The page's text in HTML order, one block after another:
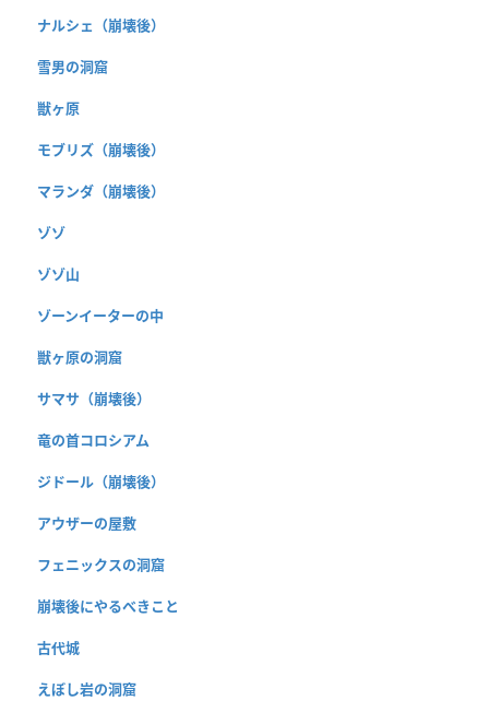
ナルシェ（崩壊後）
雪男の洞窟
獣ヶ原
モブリズ（崩壊後）
マランダ（崩壊後）
ゾゾ
ゾゾ山
ゾーンイーターの中
獣ヶ原の洞窟
サマサ（崩壊後）
竜の首コロシアム
ジドール（崩壊後）
アウザーの屋敷
フェニックスの洞窟
崩壊後にやるべきこと
古代城
えぼし岩の洞窟